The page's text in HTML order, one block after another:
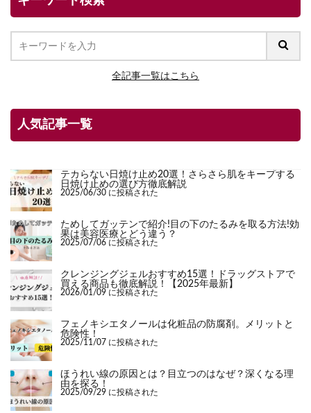
全記事一覧はこちら
人気記事一覧
テカらない日焼け止め20選！さらさら肌をキープする
日焼け止めの選び方徹底解説
2025/06/30 に投稿された
ためしてガッテンで紹介!目の下のたるみを取る方法!効
果は美容医療とどう違う？
2025/07/06 に投稿された
クレンジングジェルおすすめ15選！ドラッグストアで
買える商品も徹底解説！【2025年最新】
2026/01/09 に投稿された
フェノキシエタノールは化粧品の防腐剤。メリットと
危険性！
2025/11/07 に投稿された
ほうれい線の原因とは？目立つのはなぜ？深くなる理
由を探る！
2025/09/29 に投稿された